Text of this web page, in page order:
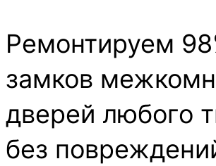
Ремонтируем
замков
дверей любого
без